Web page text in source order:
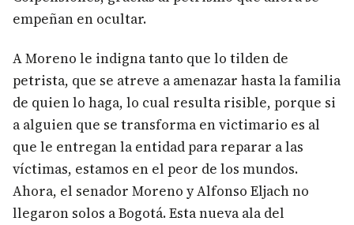
empeñan en ocultar.
A Moreno le indigna tanto que lo tilden de
petrista, que se atreve a amenazar hasta la familia
de quien lo haga, lo cual resulta risible, porque si
a alguien que se transforma en victimario es al
que le entregan la entidad para reparar a las
víctimas, estamos en el peor de los mundos.
Ahora, el senador Moreno y Alfonso Eljach no
llegaron solos a Bogotá. Esta nueva ala del